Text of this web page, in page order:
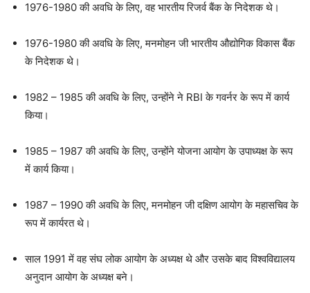
1976-1980 की अवधि के लिए, वह भारतीय रिजर्व बैंक के निदेशक थे।
1976-1980 की अवधि के लिए, मनमोहन जी भारतीय औद्योगिक विकास बैंक
के निदेशक थे।
1982 – 1985 की अवधि के लिए, उन्होंने ने RBI के गवर्नर के रूप में कार्य
किया।
1985 – 1987 की अवधि के लिए, उन्होंने योजना आयोग के उपाध्यक्ष के रूप
में कार्य किया।
1987 – 1990 की अवधि के लिए, मनमोहन जी दक्षिण आयोग के महासचिव के
रूप में कार्यरत थे।
साल 1991 में वह संघ लोक आयोग के अध्यक्ष थे और उसके बाद विश्वविद्यालय
अनुदान आयोग के अध्यक्ष बने।